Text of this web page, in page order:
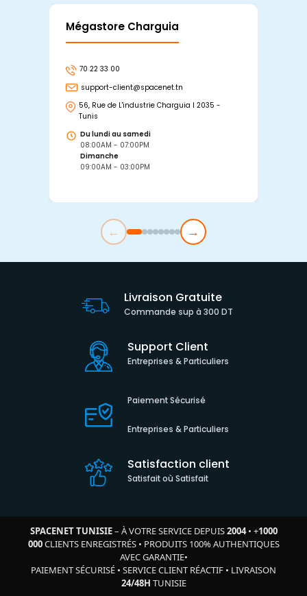
Mégastore Charguia
70 22 33 00
support-client@spacenet.tn
56, Rue de L'industrie Charguia I 2035 -
Tunis
Du lundi au samedi
08:00AM - 07:00PM
Dimanche
09:00AM - 03:00PM
← →
Livraison Gratuite
Commande sup à 300 DT
Support Client
Entreprises & Particuliers
Paiement Sécurisé
Entreprises & Particuliers
Satisfaction client
Satisfait où Satisfait
SPACENET TUNISIE– À VOTRE SERVICE DEPUIS2004• +1000
000CLIENTS ENREGISTRÉS• PRODUITS 100% AUTHENTIQUES
AVEC GARANTIE•
PAIEMENT SÉCURISÉ • SERVICE CLIENT RÉACTIF • LIVRAISON
24/48H TUNISIE